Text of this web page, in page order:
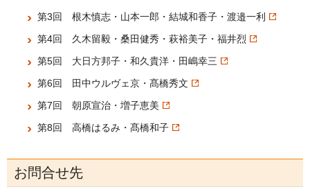
第3回 根木慎志・山本一郎・結城和香子・渡邉一利
第4回 久木留毅・桑田健秀・萩裕美子・福井烈
第5回 大日方邦子・和久貴洋・田嶋幸三
第6回 田中ウルヴェ京・髙橋秀文
第7回 朝原宣治・増子恵美
第8回 高橋はるみ・髙橋和子
お問合せ先